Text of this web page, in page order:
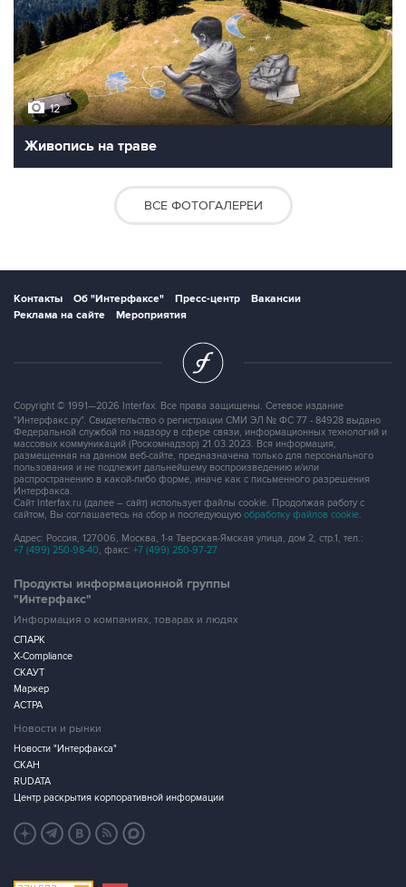
12
Живопись на траве
ВСЕ ФОТОГАЛЕРЕИ
Контакты Об "Интерфаксе" Пресс-центр
Вакансии
Реклама на сайте
Мероприятия
Copyright © 1991—2026 Interfax. Все права защищены. Сетевое издание
"Интерфакс.ру". Свидетельство о регистрации СМИ ЭЛ № ФС 77 - 84928 выдано
Федеральной службой по надзору в сфере связи, информационных технологий и
массовых коммуникаций (Роскомнадзор) 21.03.2023. Вся информация,
размещенная на данном веб-сайте, предназначена только для персонального
пользования и не подлежит дальнейшему воспроизведению и/или
распространению в какой-либо форме, иначе как с письменного разрешения
Интерфакса.
Сайт Interfax.ru (далее – сайт) использует файлы cookie. Продолжая работу с
сайтом, Вы соглашаетесь на сбор и последующую обработку файлов cookie.
Адрес: Россия, 127006, Москва, 1-я Тверская-Ямская улица, дом 2, стр.1, тел.:
+7 (499) 250-98-40, факс: +7 (499) 250-97-27
Продукты информационной группы
"Интерфакс"
Информация о компаниях, товарах и людях
СПАРК
X-Compliance
СКАУТ
Маркер
АСТРА
Новости и рынки
Новости "Интерфакса"
СКАН
RUDATA
Центр раскрытия корпоративной информации